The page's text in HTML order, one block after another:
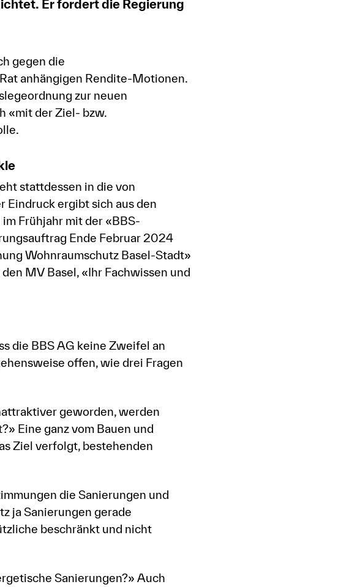
Er fordert die Regierung
gegen die
anhängigen Rendite-Motionen.
zur neuen
«mit der Ziel- bzw.
stattdessen in die von
Eindruck ergibt sich aus den
Frühjahr mit der «BBS-
Ende Februar 2024
Wohnraumschutz Basel-Stadt»
MV Basel, «Ihr Fachwissen und
die BBS AG keine Zweifel an
offen, wie drei Fragen
geworden, werden
Eine ganz vom Bauen und
Ziel verfolgt, bestehenden
die Sanierungen und
ja Sanierungen gerade
beschränkt und nicht
Sanierungen?» Auch